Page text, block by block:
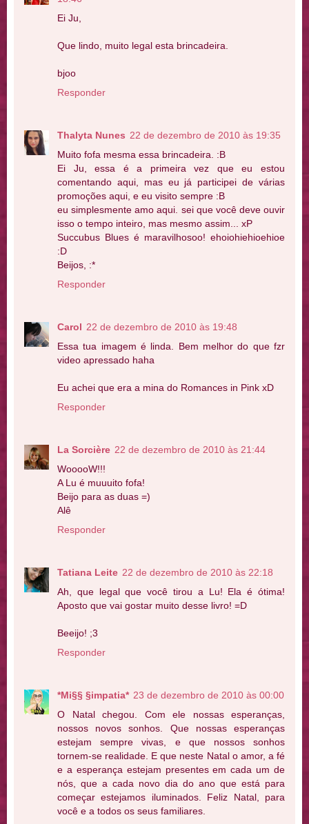
Ei Ju,
Que lindo, muito legal esta brincadeira.
bjoo
Responder
Thalyta Nunes 22 de dezembro de 2010 às 19:35
Muito fofa mesma essa brincadeira. :B
Ei Ju, essa é a primeira vez que eu estou
comentando aqui, mas eu já participei de várias
promoções aqui, e eu visito sempre :B
eu simplesmente amo aqui. sei que você deve ouvir
isso o tempo inteiro, mas mesmo assim... xP
Succubus Blues é maravilhosoo! ehoiohiehioehioe
:D
Beijos, :*
Responder
Carol 22 de dezembro de 2010 às 19:48
Essa tua imagem é linda. Bem melhor do que fzr
video apressado haha
Eu achei que era a mina do Romances in Pink xD
Responder
La Sorcière 22 de dezembro de 2010 às 21:44
WooooW!!!
A Lu é muuuito fofa!
Beijo para as duas =)
Alê
Responder
Tatiana Leite 22 de dezembro de 2010 às 22:18
Ah, que legal que você tirou a Lu! Ela é ótima!
Aposto que vai gostar muito desse livro! =D
Beeijo! ;3
Responder
*Mi§§ §impatia* 23 de dezembro de 2010 às 00:00
O Natal chegou. Com ele nossas esperanças,
nossos novos sonhos. Que nossas esperanças
estejam sempre vivas, e que nossos sonhos
tornem-se realidade. E que neste Natal o amor, a fé
e a esperança estejam presentes em cada um de
nós, que a cada novo dia do ano que está para
começar estejamos iluminados. Feliz Natal, para
você e a todos os seus familiares.